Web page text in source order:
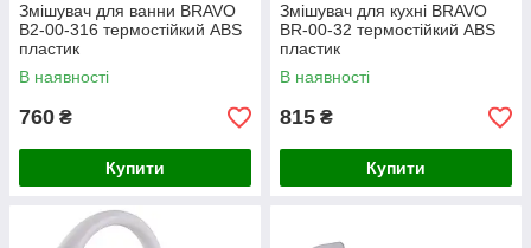
Змішувач для ванни BRAVO
B2-00-316 термостійкий ABS
пластик
В наявності
760 ₴
Купити
Змішувач для кухні BRAVO
BR-00-32 термостійкий ABS
пластик
В наявності
815 ₴
Купити